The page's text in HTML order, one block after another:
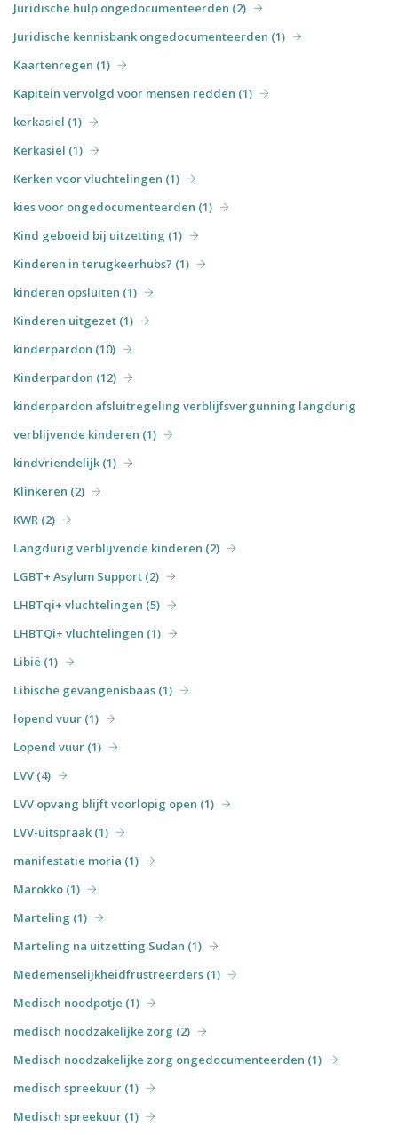
Juridische hulp ongedocumenteerden (2)
Juridische kennisbank ongedocumenteerden (1)
Kaartenregen (1)
Kapitein vervolgd voor mensen redden (1)
kerkasiel (1)
Kerkasiel (1)
Kerken voor vluchtelingen (1)
kies voor ongedocumenteerden (1)
Kind geboeid bij uitzetting (1)
Kinderen in terugkeerhubs? (1)
kinderen opsluiten (1)
Kinderen uitgezet (1)
kinderpardon (10)
Kinderpardon (12)
kinderpardon afsluitregeling verblijfsvergunning langdurig
verblijvende kinderen (1)
kindvriendelijk (1)
Klinkeren (2)
KWR (2)
Langdurig verblijvende kinderen (2)
LGBT+ Asylum Support (2)
LHBTqi+ vluchtelingen (5)
LHBTQi+ vluchtelingen (1)
Libië (1)
Libische gevangenisbaas (1)
lopend vuur (1)
Lopend vuur (1)
LVV (4)
LVV opvang blijft voorlopig open (1)
LVV-uitspraak (1)
manifestatie moria (1)
Marokko (1)
Marteling (1)
Marteling na uitzetting Sudan (1)
Medemenselijkheidfrustreerders (1)
Medisch noodpotje (1)
medisch noodzakelijke zorg (2)
Medisch noodzakelijke zorg ongedocumenteerden (1)
medisch spreekuur (1)
Medisch spreekuur (1)